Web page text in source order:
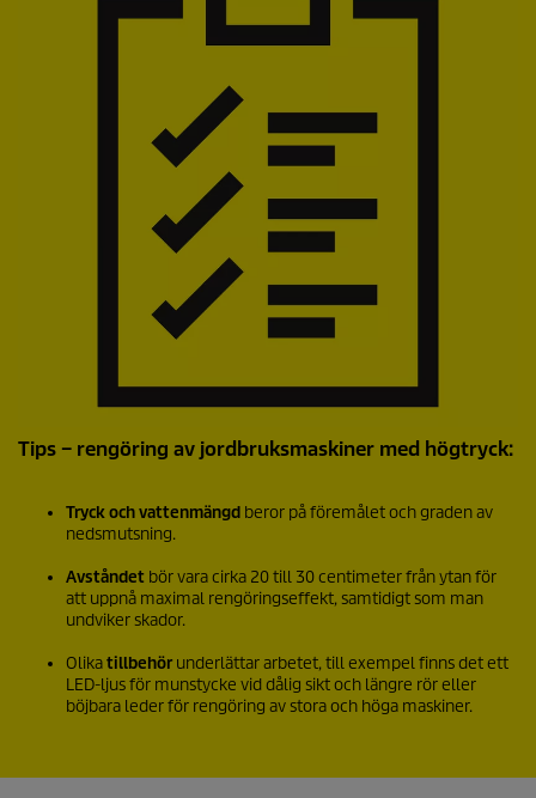
Tips – rengöring av jordbruksmaskiner med högtryck:
Tryck och vattenmängd beror på föremålet och graden av
nedsmutsning.
Avståndet bör vara cirka 20 till 30 centimeter från ytan för
att uppnå maximal rengöringseffekt, samtidigt som man
undviker skador.
Olikatillbehör underlättar arbetet, till exempel finns det ett
LED-ljus för munstycke vid dålig sikt och längre rör eller
böjbara leder för rengöring av stora och höga maskiner.